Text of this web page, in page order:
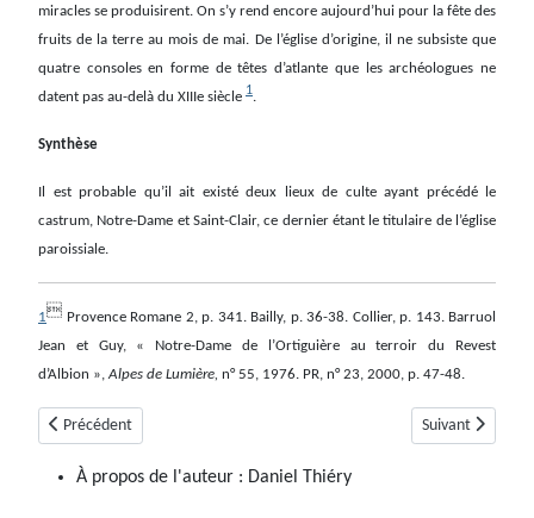
miracles se produisirent. On s’y rend encore aujourd’hui pour la fête des
fruits de la terre au mois de mai. De l’église d’origine, il ne subsiste que
quatre consoles en forme de têtes d’atlante que les archéologues ne
datent pas au-delà du XIIIe siècle 1.
Synthèse
Il est probable qu’il ait existé deux lieux de culte ayant précédé le
castrum, Notre-Dame et Saint-Clair, ce dernier étant le titulaire de l’église
paroissiale.
1 Provence Romane 2, p. 341. Bailly, p. 36-38. Collier, p. 143. Barruol
Jean et Guy, « Notre-Dame de l’Ortiguière au terroir du Revest
d’Albion »,Alpes de Lumière, n° 55, 1976. PR, n° 23, 2000, p. 47-48.
Article précédent : Revest-Des-Brousses
Précédent Article suivant :
Suivant
À propos de l'auteur : Daniel Thiéry